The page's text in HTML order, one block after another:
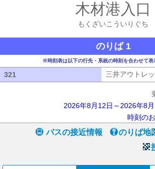
木材港入口
もくざいこういりぐち
のりば 1
※時刻表は以下の行先・系統の時刻を合わせて表
321 三井アウトレ
2026年8月12日～2026年8
時刻の
バスの接近情報 のりば地